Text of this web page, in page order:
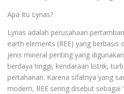
Apa Itu Lynas?
Lynas adalah perusahaan
earth elements (REE) yang berbasis
jenis mineral penting yang
berdaya tinggi, kendaraan listrik,
pertahanan. Karena sifatnya yang
modern, REE sering disebut sebagai